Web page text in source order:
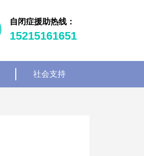
自闭症援助热线：
15215161651
社会支持